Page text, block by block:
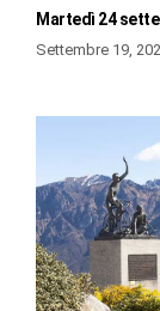
Martedì 24
Settembre 19,